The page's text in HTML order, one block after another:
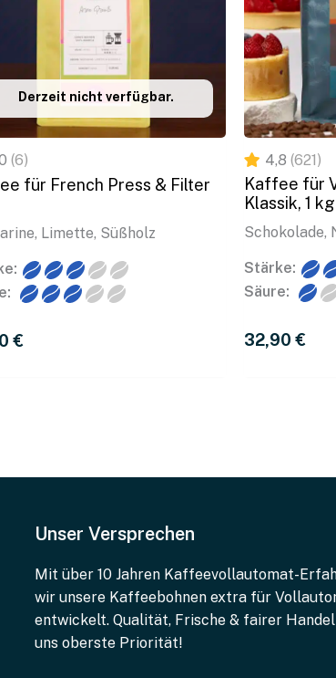
Kaffee kann alles!
Vergleich mit besten Kaffeesorten mühelos
als der übliche Koffein-Kick.
mehr Vorteile: Die Arabica-Bohnen
Beachte einfach folgende Tipps:
Derzeit nicht verfügbar.
(6)
für French Press & Filter
Limette, Süßholz
€
4,8 (621)
Kaffee für
Klassik, 1 kg
Schokolade,
Stärke:
Säure:
32,90 €
Unser Versprechen
Mit über 10 Jahren Kaffeevollautomat-
wir unsere Kaffeebohnen extra für
entwickelt. Qualität, Frische & fairer
uns oberste Priorität!